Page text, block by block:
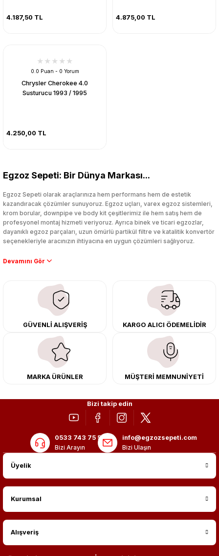
4.187,50 TL 4.875,00 TL
0.0 Puan - 0 Yorum
Chrysler Cherokee 4.0
Susturucu 1993 / 1995
4.250,00 TL
Egzoz Sepeti: Bir Dünya Markası...
Egzoz Sepeti olarak araçlarınıza hem performans hem de estetik
kazandıracak çözümler sunuyoruz. Egzoz uçları, varex egzoz sistemleri,
krom borular, downpipe ve body kit çeşitlerimiz ile hem satış hem de
profesyonel montaj hizmeti veriyoruz. Ayrıca binek ve ticari egzozlar,
dayanıklı egzoz parçaları, uzun ömürlü partikül filtre ve katalitik konvertör
seçenekleriyle aracınızın ihtiyacına en uygun çözümleri sağlıyoruz.
Performans artışı isteyen sürücüler için özel performans egzozları ve
çıkma orijinal ürünler ile yenileyebilir, body kit uygulamalarıyla aracınızın
tasarımını ve aerodinamisini üst seviyeye taşıyabilirsiniz.
Tüm ürünlerimiz orijinal, dayanıklı ve uzun ömürlüdür. İstanbul’daki montaj
merkezimizde profesyonel montaj yapıyor, Türkiye’nin her yerine güvenli
kargo ile teslimat gerçekleştiriyoruz. Aracınıza değer katmak için doğru
adres: Egzoz Sepeti.
GÜVENLİ ALIŞVERİŞ KARGO ALICI ÖDEMELİDİR
MARKA ÜRÜNLER MÜŞTERİ MEMNUNİYETİ
Bizi takip edin
0533 743 75 56
Bizi Arayın
info@egzozsepeti.com
Bizi Ulaşın
Üyelik
Kurumsal
Alışveriş